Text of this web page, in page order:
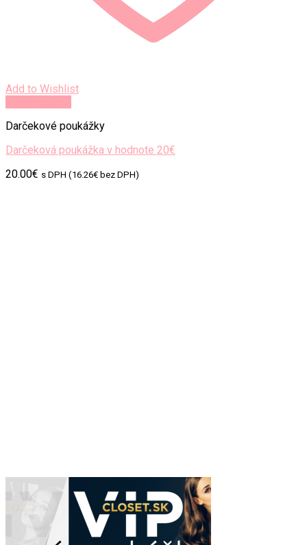
Add to Wishlist
Darčekové poukážky
Darčeková poukážka v hodnote 20€
20.00€ s DPH (16.26€ bez DPH)